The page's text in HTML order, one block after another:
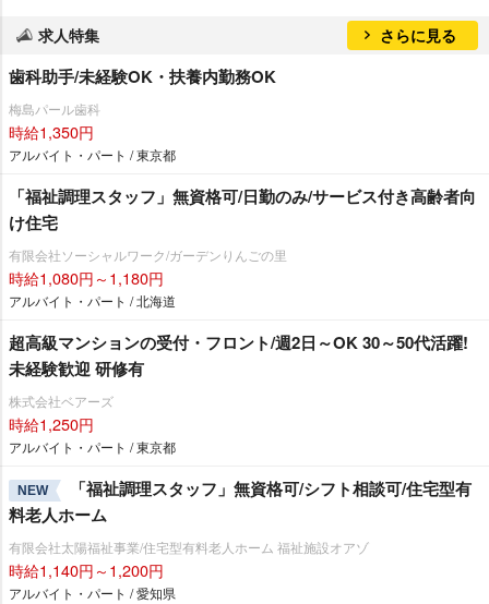
求人特集 さらに見る
歯科助手/未経験OK・扶養内勤務OK
梅島パール歯科
時給1,350円
アルバイト・パート / 東京都
「福祉調理スタッフ」無資格可/日勤のみ/サービス付き高齢者向
け住宅
有限会社ソーシャルワーク/ガーデンりんごの里
時給1,080円～1,180円
アルバイト・パート / 北海道
超高級マンションの受付・フロント/週2日～OK 30～50代活躍!
未経験歓迎 研修有
株式会社ベアーズ
時給1,250円
アルバイト・パート / 東京都
NEW
「福祉調理スタッフ」無資格可/シフト相談可/住宅型有
料老人ホーム
有限会社太陽福祉事業/住宅型有料老人ホーム 福祉施設オアゾ
時給1,140円～1,200円
アルバイト・パート / 愛知県